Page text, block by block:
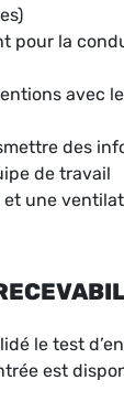
pour la
avec
des
de travail
une
le test
est